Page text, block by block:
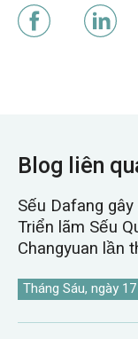
Blog liên
Sếu Dafang
Triển lãm Sếu
Changyuan lần
Tháng Sáu, ngày